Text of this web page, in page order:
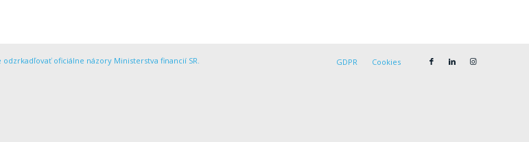
oficiálne názory Ministerstva financií SR. GDPR Cookies